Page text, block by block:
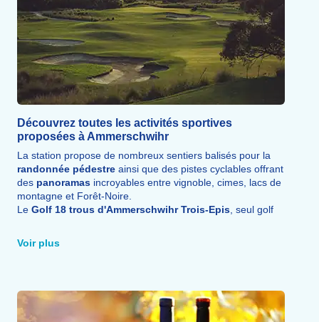
Découvrez toutes les activités sportives
proposées à Ammerschwihr
La station propose de nombreux sentiers balisés pour la
randonnée pédestre ainsi que des pistes cyclables offrant
des panoramas incroyables entre vignoble, cimes, lacs de
montagne et Forêt-Noire.
Le Golf 18 trous d'Ammerschwihr Trois-Epis, seul golf
confirmés dans un cadre exceptionnel entre vignes et forêt.
À 23,5 km, la station du Lac Blanc propose une palette
randonnées en raquettes. Tennis et vol en hélicoptère sur
l'Alsace complètent l'
offre sportive.
Voir plus